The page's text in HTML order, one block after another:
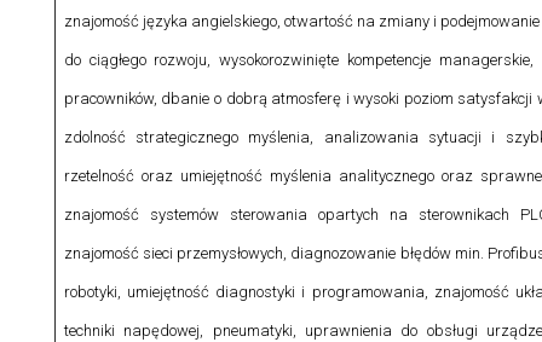
znajomość języka angielskiego, otwartość na zmiany i
do ciągłego rozwoju, wysokorozwinięte kompetencje
pracowników, dbanie o dobrą atmosferę i wysoki poziom satysfakcji
zdolność strategicznego myślenia, analizowania sytuacji i
rzetelność oraz umiejętność myślenia analitycznego oraz
znajomość systemów sterowania opartych na sterownikach
znajomość sieci przemysłowych, diagnozowanie błędów min.
robotyki, umiejętność diagnostyki i programowania, znajomość
techniki napędowej, pneumatyki, uprawnienia do obsługi